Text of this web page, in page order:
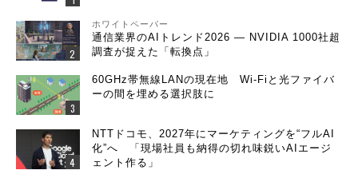
ホワイトペーパー
通信業界のAIトレンド2026 ― NVIDIA 1000社超
調査が捉えた「転換点」
60GHz帯無線LANの現在地 Wi-Fiと光ファイバ
ーの間を埋める選択肢に
NTTドコモ、2027年にマーケティングを“フルAI
化”へ 「現場社員も納得の切れ味鋭いAIエージ
ェント作る」